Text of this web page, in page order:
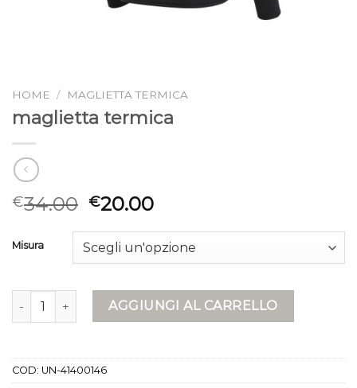
HOME / MAGLIETTA TERMICA
maglietta termica
€34.00 €20.00
Misura
maglietta termica quantitàAGGIUNGI AL CARRELLO
COD: UN-41400146